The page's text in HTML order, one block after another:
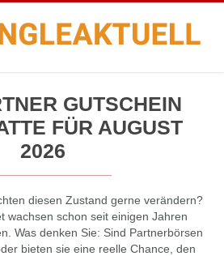
GUTSCHEIN
FÜR AUGUST
2026
diesen Zustand gerne verändern?
wachsen schon seit einigen Jahren
Was denken Sie: Sind Partnerbörsen
bieten sie eine reelle Chance, den